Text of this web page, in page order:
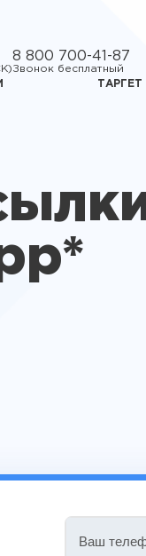
8 800 700-41-87
Звонок бесплатный
ТАРГЕТ
Ваш